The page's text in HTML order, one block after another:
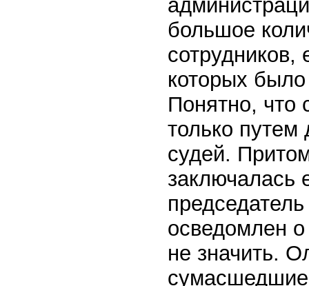
большое
сотрудников,
которых
Понятно, что
только путем
судей.
заключалась
осведомлен о
не значить.
сумасшедшие